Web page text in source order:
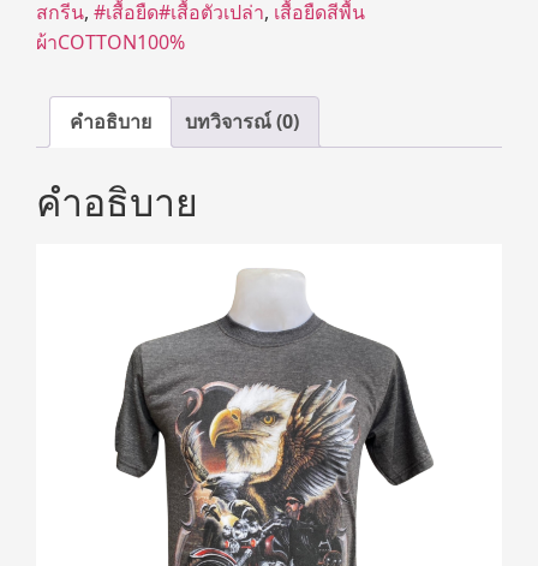
สกรีน, #เสื้อยืด#เสื้อตัวเปล่า, เสื้อยืดสีพื้น
ผ้าCOTTON100%
คำอธิบาย บทวิจารณ์ (0)
คำอธิบาย